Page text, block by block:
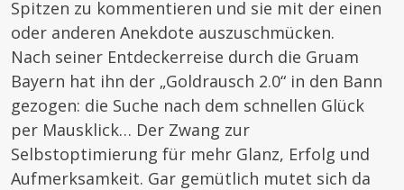
Spitzen zu kommentieren und sie mit der einen
oder anderen Anekdote auszuschmücken.
Nach seiner Entdeckerreise durch die Gruam
Bayern hat ihn der „Goldrausch 2.0“ in den Bann
gezogen: die Suche nach dem schnellen Glück
per Mausklick… Der Zwang zur
Selbstoptimierung für mehr Glanz, Erfolg und
Aufmerksamkeit. Gar gemütlich mutet sich da